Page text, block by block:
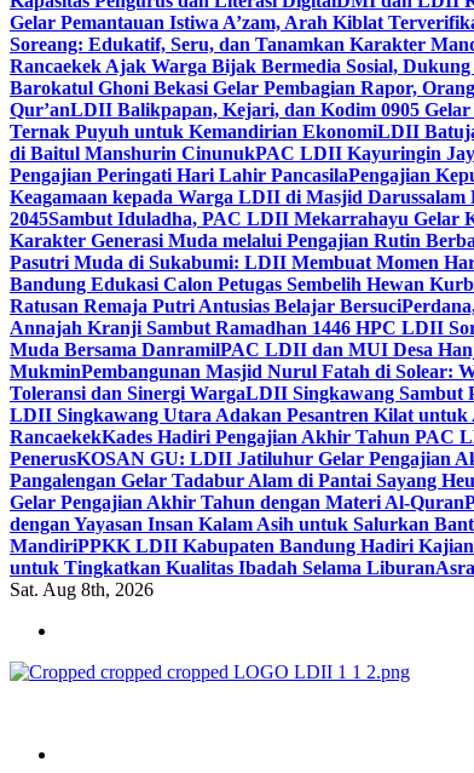
Gelar Pemantauan Istiwa A’zam, Arah Kiblat
Soreang: Edukatif, Seru, dan Tanamkan Karakter
Rancaekek Ajak Warga Bijak Bermedia Sosial,
Barokatul Ghoni Bekasi Gelar Pembagian Rapor,
Qur’anLDII Balikpapan, Kejari, dan Kodim 0905 Gelar
Ternak Puyuh untuk Kemandirian EkonomiLDII
di Baitul Manshurin CinunukPAC LDII Kayuringin
Pengajian Peringati Hari Lahir PancasilaPengajian
Keagamaan kepada Warga LDII di Masjid Darussalam
2045Sambut Iduladha, PAC LDII Mekarrahayu Gelar
Karakter Generasi Muda melalui Pengajian Rutin
Pasutri Muda di Sukabumi: LDII Membuat Momen
Bandung Edukasi Calon Petugas Sembelih Hewan
Ratusan Remaja Putri Antusias Belajar Bersuci
Annajah Kranji Sambut Ramadhan 1446 HPC LDII
Muda Bersama DanramilPAC LDII dan MUI Desa
MukminPembangunan Masjid Nurul Fatah di Solear:
Toleransi dan Sinergi WargaLDII Singkawang Sambut
LDII Singkawang Utara Adakan Pesantren Kilat untuk
RancaekekKades Hadiri Pengajian Akhir Tahun PAC
PenerusKOSAN GU: LDII Jatiluhur Gelar Pengajian
Pangalengan Gelar Tadabur Alam di Pantai Sayang
Gelar Pengajian Akhir Tahun dengan Materi Al-Quran
dengan Yayasan Insan Kalam Asih untuk Salurkan
MandiriPPKK LDII Kabupaten Bandung Hadiri
untuk Tingkatkan Kualitas Ibadah Selama Liburan
Sat. Aug 8th, 2026